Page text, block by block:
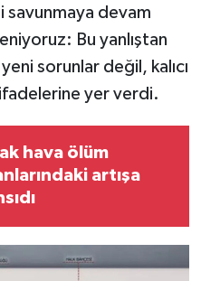
devam
Bu yanlıştan
sorunlar değil, kalıcı
yer verdi.
hava ölüm
artışa